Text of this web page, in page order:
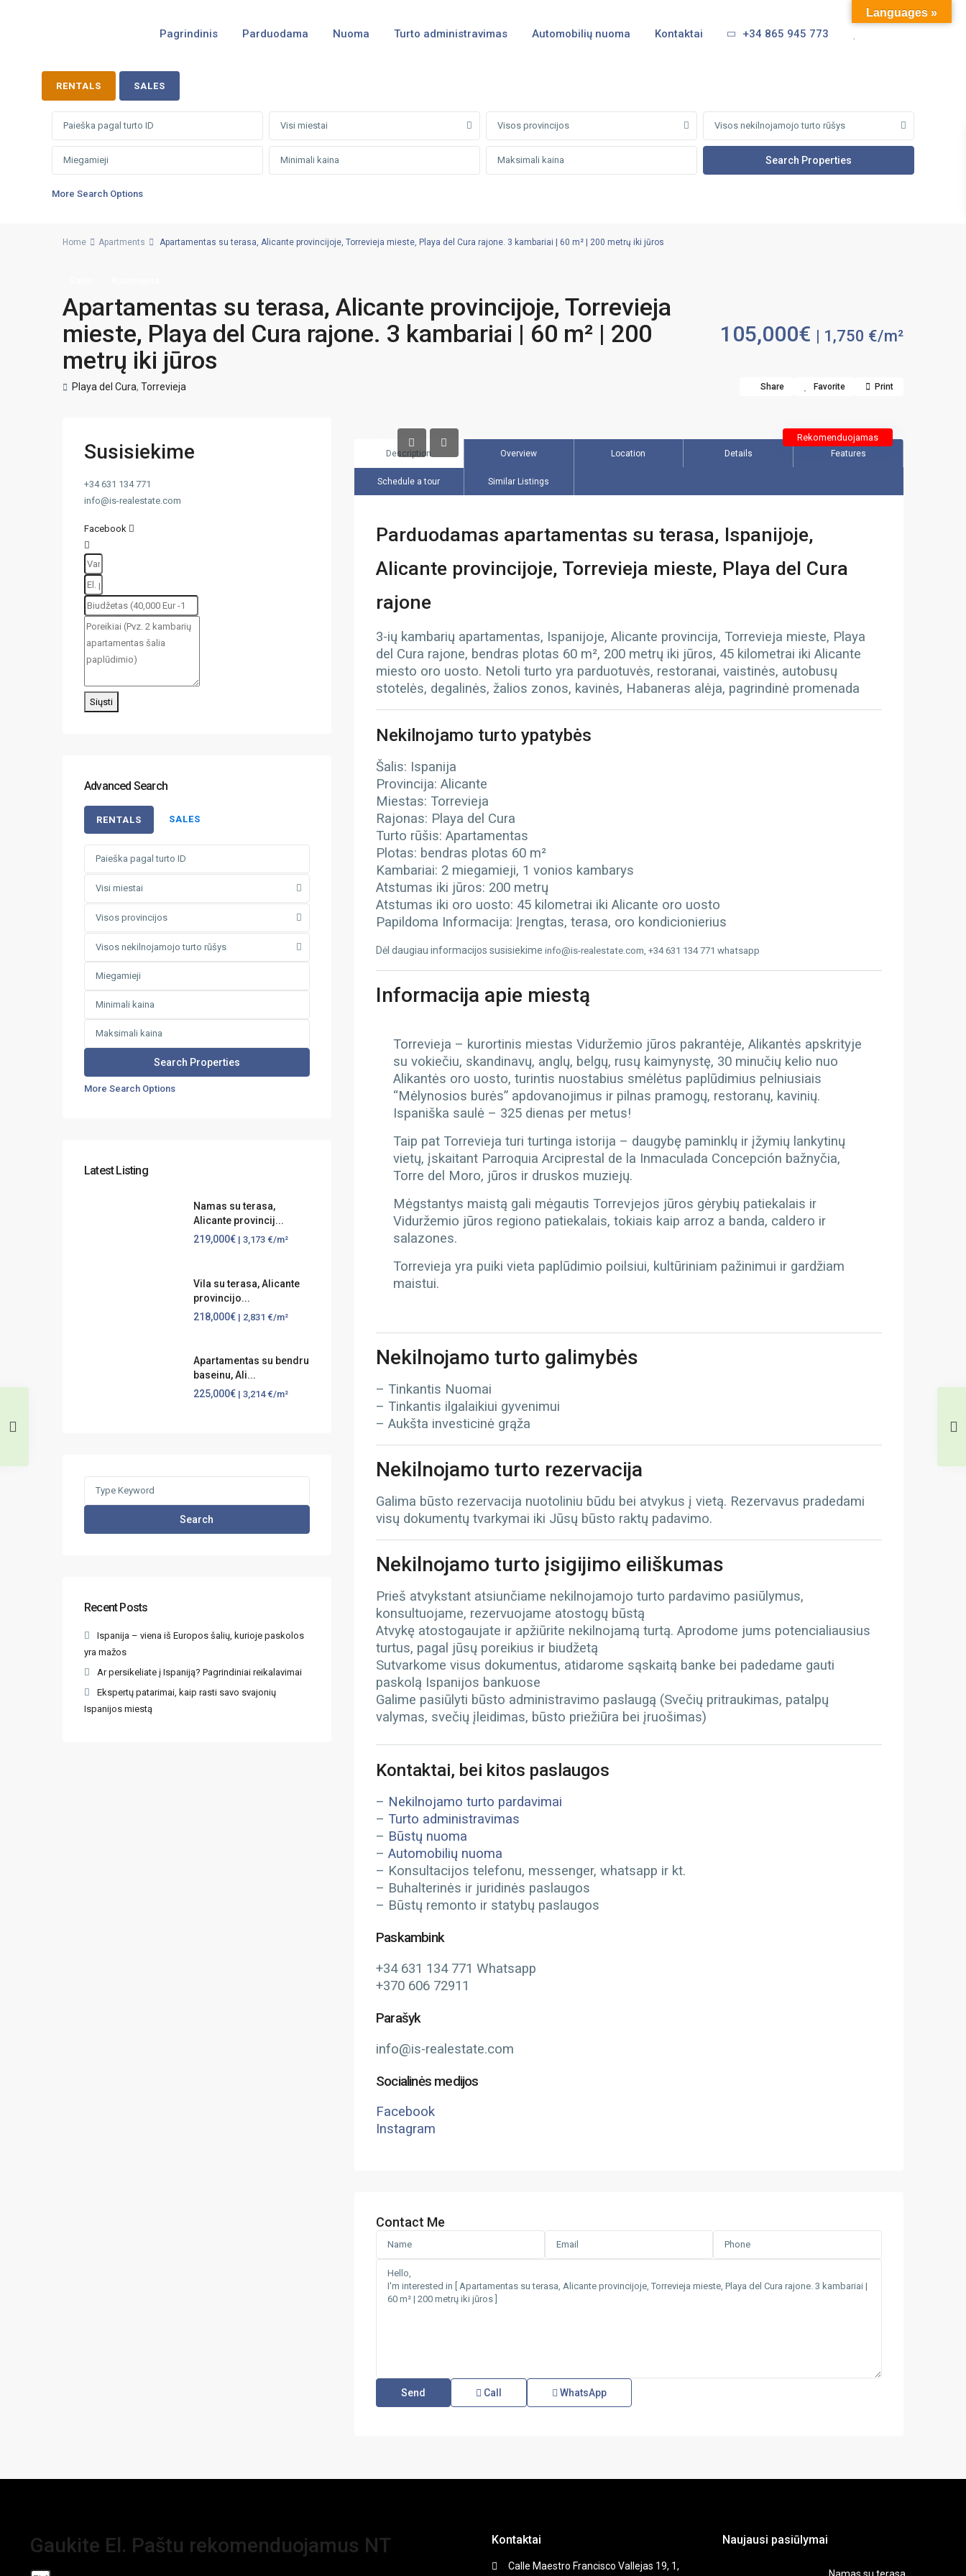
Pagrindinis Parduodama Nuoma Turto administravimas Automobilių nuoma Kontaktai +34 865 945 773
RENTALS SALES
Visi miestai Visos provincijos Visos nekilnojamojo turto rūšys
More Search Options
Home Apartments Apartamentas su terasa, Alicante provincijoje, Torrevieja mieste, Playa del Cura rajone. 3 kambariai | 60 m² | 200 metrų iki jūros
Apartamentas su terasa, Alicante provincijoje, Torrevieja
mieste, Playa del Cura rajone. 3 kambariai | 60 m² | 200
metrų iki jūros
105,000€ | 1,750 €/m²
Playa del Cura, Torrevieja Share Favorite Print
Rekomenduojamas
Description Overview Location Details Features
Schedule a tour Similar Listings
Parduodamas apartamentas su terasa, Ispanijoje,
Alicante provincijoje, Torrevieja mieste, Playa del Cura
rajone
3-ių kambarių apartamentas, Ispanijoje, Alicante provincija, Torrevieja mieste, Playa
del Cura rajone, bendras plotas 60 m², 200 metrų iki jūros, 45 kilometrai iki Alicante
miesto oro uosto. Netoli turto yra parduotuvės, restoranai, vaistinės, autobusų
stotelės, degalinės, žalios zonos, kavinės, Habaneras alėja, pagrindinė promenada
Nekilnojamo turto ypatybės
Šalis: Ispanija
Provincija: Alicante
Miestas: Torrevieja
Rajonas: Playa del Cura
Turto rūšis: Apartamentas
Plotas: bendras plotas 60 m²
Kambariai: 2 miegamieji, 1 vonios kambarys
Atstumas iki jūros: 200 metrų
Atstumas iki oro uosto: 45 kilometrai iki Alicante oro uosto
Papildoma Informacija: Įrengtas, terasa, oro kondicionierius
Dėl daugiau informacijos susisiekime info@is-realestate.com, +34 631 134 771 whatsapp
Informacija apie miestą
Torrevieja – kurortinis miestas Viduržemio jūros pakrantėje, Alikantės apskrityje
su vokiečiu, skandinavų, anglų, belgų, rusų kaimynystę, 30 minučių kelio nuo
Alikantės oro uosto, turintis nuostabius smėlėtus paplūdimius pelniusiais
“Mėlynosios burės” apdovanojimus ir pilnas pramogų, restoranų, kavinių.
Ispaniška saulė – 325 dienas per metus!
Taip pat Torrevieja turi turtinga istorija – daugybę paminklų ir įžymių lankytinų
vietų, įskaitant Parroquia Arciprestal de la Inmaculada Concepción bažnyčia,
Torre del Moro, jūros ir druskos muziejų.
Mėgstantys maistą gali mėgautis Torrevjejos jūros gėrybių patiekalais ir
Viduržemio jūros regiono patiekalais, tokiais kaip arroz a banda, caldero ir
salazones.
Torrevieja yra puiki vieta paplūdimio poilsiui, kultūriniam pažinimui ir gardžiam
maistui.
Nekilnojamo turto galimybės
– Tinkantis Nuomai
– Tinkantis ilgalaikiui gyvenimui
– Aukšta investicinė grąža
Nekilnojamo turto rezervacija
Galima būsto rezervacija nuotoliniu būdu bei atvykus į vietą. Rezervavus pradedami
visų dokumentų tvarkymai iki Jūsų būsto raktų padavimo.
Nekilnojamo turto įsigijimo eiliškumas
Prieš atvykstant atsiunčiame nekilnojamojo turto pardavimo pasiūlymus,
konsultuojame, rezervuojame atostogų būstą
Atvykę atostogaujate ir apžiūrite nekilnojamą turtą. Aprodome jums potencialiausius
turtus, pagal jūsų poreikius ir biudžetą
Sutvarkome visus dokumentus, atidarome sąskaitą banke bei padedame gauti
paskolą Ispanijos bankuose
Galime pasiūlyti būsto administravimo paslaugą (Svečių pritraukimas, patalpų
valymas, svečių įleidimas, būsto priežiūra bei įruošimas)
Kontaktai, bei kitos paslaugos
– Nekilnojamo turto pardavimai
– Turto administravimas
– Būstų nuoma
– Automobilių nuoma
– Konsultacijos telefonu, messenger, whatsapp ir kt.
– Buhalterinės ir juridinės paslaugos
– Būstų remonto ir statybų paslaugos
Paskambink
+34 631 134 771 Whatsapp
+370 606 72911
Parašyk
info@is-realestate.com
Socialinės medijos
Facebook
Instagram
Contact Me
Call WhatsApp
Susisiekime
+34 631 134 771
info@is-realestate.com
Facebook
Siųsti
Advanced Search
RENTALS SALES
Visi miestai
Visos provincijos
Visos nekilnojamojo turto rūšys
More Search Options
Latest Listing
Namas su terasa,
Alicante provincij...
219,000€ | 3,173 €/m²
Vila su terasa, Alicante
provincijo...
218,000€ | 2,831 €/m²
Apartamentas su bendru
baseinu, Ali...
225,000€ | 3,214 €/m²
Search
Recent Posts
Ispanija – viena iš Europos šalių, kurioje paskolos
yra mažos
Ar persikeliate į Ispaniją? Pagrindiniai reikalavimai
Ekspertų patarimai, kaip rasti savo svajonių
Ispanijos miestą
Gaukite El. Paštu rekomenduojamus NT Kontaktai
Calle Maestro Francisco Vallejas 19, 1,
Naujausi pasiūlymai
Languages »